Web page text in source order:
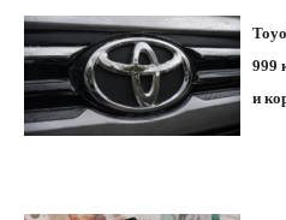
999
и